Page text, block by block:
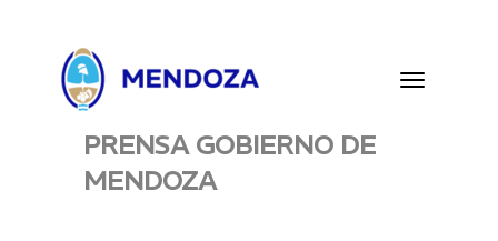
Toggle
PRENSA GOBIERNO DE
MENDOZA